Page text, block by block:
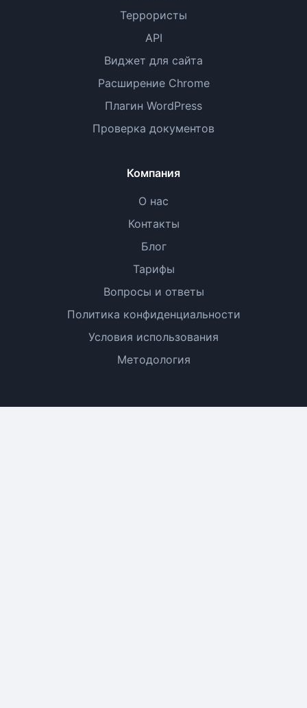
Террористы
API
Виджет для сайта
Расширение Chrome
Плагин WordPress
Проверка документов
Компания
О нас
Контакты
Блог
Тарифы
Вопросы и ответы
Политика конфиденциальности
Условия использования
Методология